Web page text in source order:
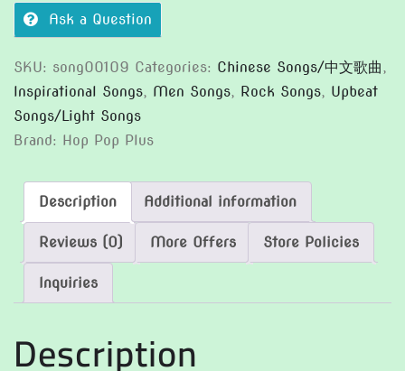
Ask a Question
SKU: song00109 Categories: Chinese Songs/中文歌曲,
Inspirational Songs, Men Songs, Rock Songs, Upbeat
Songs/Light Songs
Brand: Hop Pop Plus
Description Additional information
Reviews (0) More Offers Store Policies
Inquiries
Description